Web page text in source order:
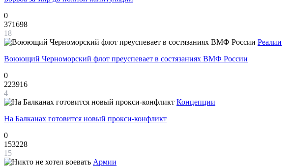
0
371698
18
Реалии
Воюющий Черноморский флот преуспевает в состязаниях ВМФ России
0
223916
4
Концепции
На Балканах готовится новый прокси-конфликт
0
153228
15
Армии